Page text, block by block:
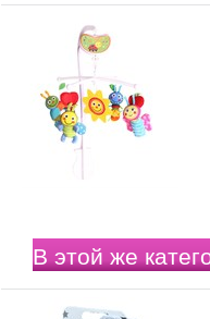
В этой же